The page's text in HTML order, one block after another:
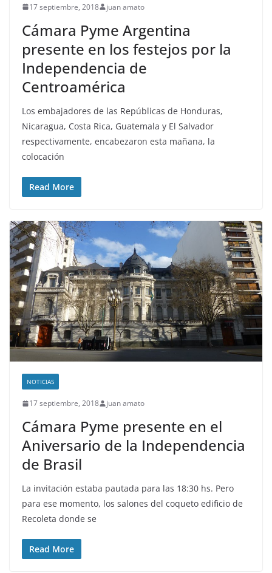
17 septiembre, 2018 juan amato
Cámara Pyme Argentina
presente en los festejos por la
Independencia de
Centroamérica
Los embajadores de las Repúblicas de Honduras,
Nicaragua, Costa Rica, Guatemala y El Salvador
respectivamente, encabezaron esta mañana, la
colocación
Read More
NOTICIAS
17 septiembre, 2018 juan amato
Cámara Pyme presente en el
Aniversario de la Independencia
de Brasil
La invitación estaba pautada para las 18:30 hs. Pero
para ese momento, los salones del coqueto edificio de
Recoleta donde se
Read More